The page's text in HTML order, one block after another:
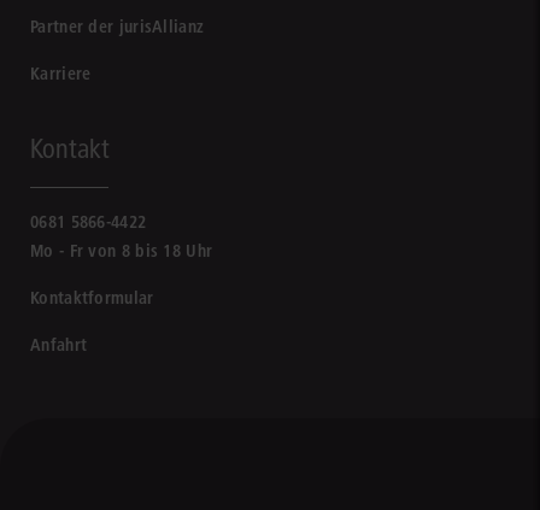
Partner der jurisAllianz
Karriere
Kontakt
0681 5866-4422
Mo - Fr von 8 bis 18 Uhr
Kontaktformular
Anfahrt